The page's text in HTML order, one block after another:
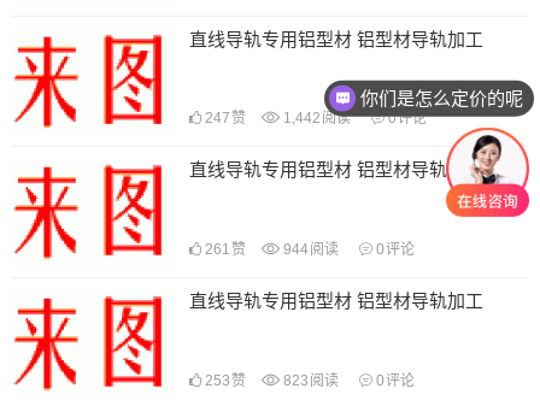
直线导轨专用铝型材 铝型材导轨加工
247 赞 1,442 阅读 0评论
直线导轨专用铝型材 铝型材导轨加工
261 赞 944阅读 0评论
直线导轨专用铝型材 铝型材导轨加工
253 赞 823 阅读 0评论
你们是怎么定价的呢